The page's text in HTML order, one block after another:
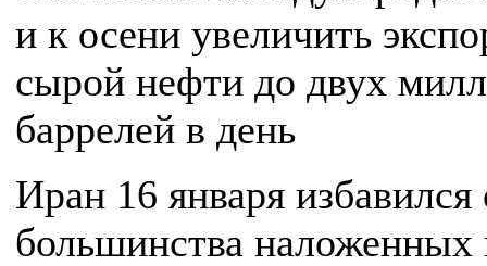
и к осени увеличить
сырой нефти до двух
баррелей в день
Иран 16 января избавился
большинства наложенных